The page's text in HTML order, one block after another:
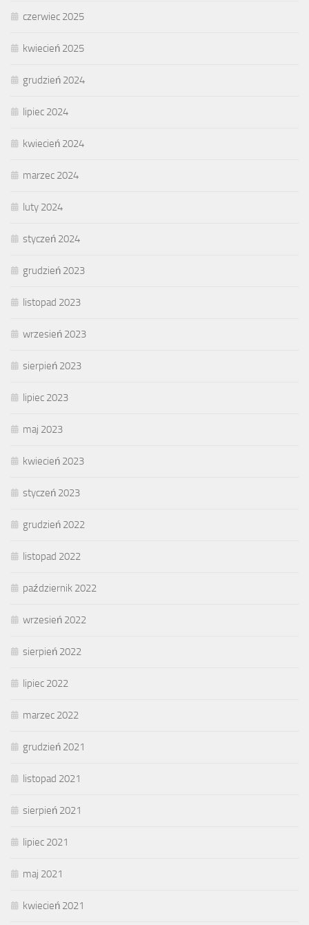
czerwiec 2025
kwiecień 2025
grudzień 2024
lipiec 2024
kwiecień 2024
marzec 2024
luty 2024
styczeń 2024
grudzień 2023
listopad 2023
wrzesień 2023
sierpień 2023
lipiec 2023
maj 2023
kwiecień 2023
styczeń 2023
grudzień 2022
listopad 2022
październik 2022
wrzesień 2022
sierpień 2022
lipiec 2022
marzec 2022
grudzień 2021
listopad 2021
sierpień 2021
lipiec 2021
maj 2021
kwiecień 2021